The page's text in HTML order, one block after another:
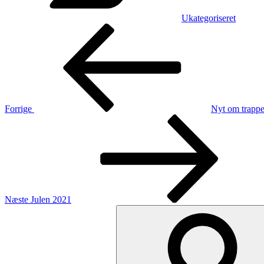
Ukategoriseret
Indlægsnavigation
Forrige
Nyt om
Næste Julen 2021